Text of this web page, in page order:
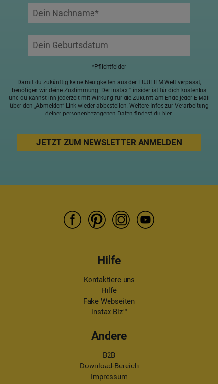
*Pflichtfelder
Damit du zukünftig keine Neuigkeiten aus der FUJIFILM Welt verpasst,
benötigen wir deine Zustimmung. Der instax™ insider ist für dich kostenlos
und du kannst ihn jederzeit mit Wirkung für die Zukunft am Ende jeder E-Mail
über den „Abmelden“ Link wieder abbestellen. Weitere Infos zur Verarbeitung
deiner personenbezogenen Daten findest du hier.
Hilfe
Kontaktiere uns
Hilfe
Fake Webseiten
instax Biz™
Andere
B2B
Download-Bereich
Impressum